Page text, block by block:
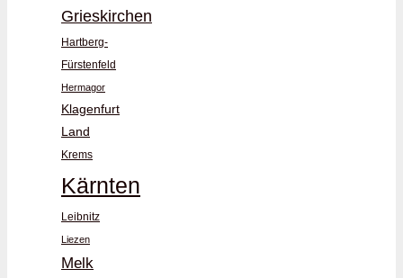
Grieskirchen
Hartberg-
Fürstenfeld
Hermagor
Klagenfurt
Land
Krems
Kärnten
Leibnitz
Liezen
Melk